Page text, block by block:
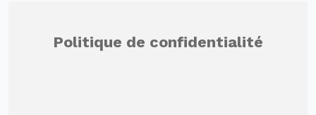
Politique de confidentialité